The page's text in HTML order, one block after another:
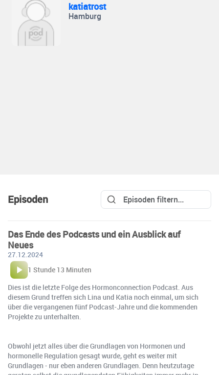
katiatrost
Hamburg
Episoden
Das Ende des Podcasts und ein Ausblick auf
Neues
27.12.2024
1 Stunde 13 Minuten
Dies ist die letzte Folge des Hormonconnection Podcast. Aus
diesem Grund treffen sich Lina und Katia noch einmal, um sich
über die vergangenen fünf Podcast-Jahre und die kommenden
Projekte zu unterhalten.
Obwohl jetzt alles über die Grundlagen von Hormonen und
hormonelle Regulation gesagt wurde, geht es weiter mit
Grundlagen - nur eben anderen Grundlagen. Denn heutzutage